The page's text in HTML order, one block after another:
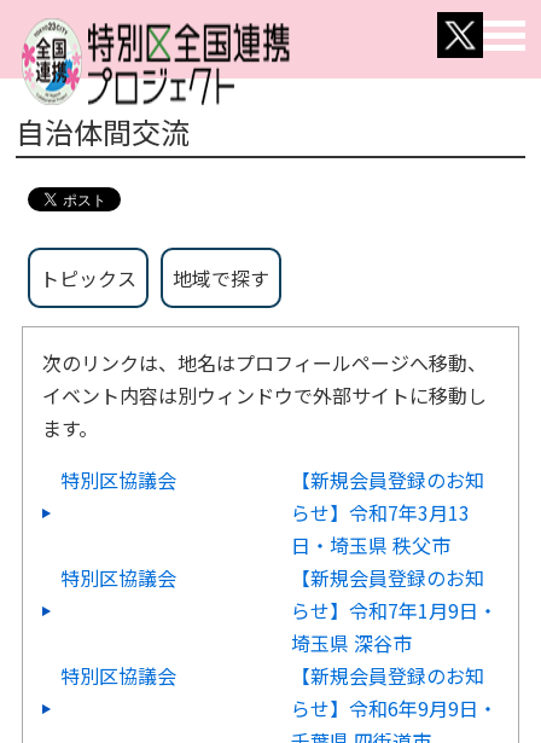
自治体間交流
トピックス 地域で探す
次のリンクは、地名はプロフィールページへ移動、
イベント内容は別ウィンドウで外部サイトに移動し
ます。
特別区協議会
【新規会員登録のお知
らせ】令和7年3月13
日・埼玉県 秩父市
特別区協議会
【新規会員登録のお知
らせ】令和7年1月9日・
埼玉県 深谷市
特別区協議会
【新規会員登録のお知
らせ】令和6年9月9日・